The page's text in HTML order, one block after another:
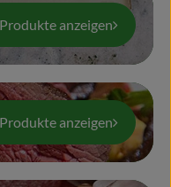
anzeigen
anzeigen